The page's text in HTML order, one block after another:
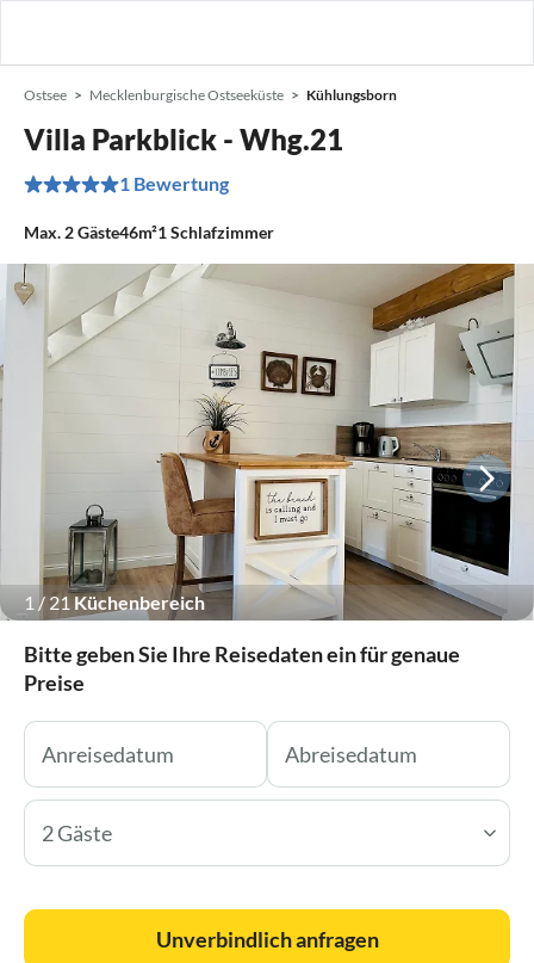
Ostsee Mecklenburgische Ostseeküste Kühlungsborn
Villa Parkblick - Whg.21
1 Bewertung
Max. 2Gäste46m²1Schlafzimmer
1 / 21 Küchenbereich
Bitte geben Sie Ihre Reisedaten ein für genaue
Preise
2 Gäste
Unverbindlich anfragen